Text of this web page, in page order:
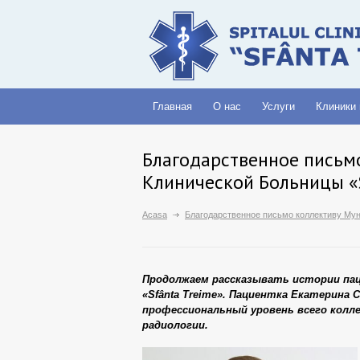
Главная О нас Услуги
Благодарственное
Клинической Больницы
Acasa Благодарственное письмо коллективу
Продолжаем рассказывать истории
«Sfânta Treime». Пациентка
профессиональный уровень всего
радиологии.